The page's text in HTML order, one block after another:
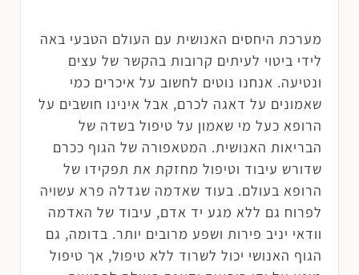
מערכת היחסים האנושית עם העולם הטבעי באה
לידי ביטוי לעיתים קרובות בהקשר של עצים
ונטיעה. אנחנו נוטים לחשוב על איכרים כמי
שאמונים על דאגה לכרם, אבל אינינו חושבים על
הרופא כעל מי שאמון על טיפול בשדה של
הבריאות האנושית. המטאפורה של הגוף ככרם
שדורש עיבוד וטיפול מחזקת את תפקידו של
הרופא בעולם. בעוד שאדמה שגדלה פרא עשויה
לפרוח גם ללא מגע יד אדם, עיבוד של האדמה
וודאי יניב פירות ושפע מרובים יותר. בדומה, גם
הגוף האנושי יכול לשרוד ללא טיפול, אך טיפול